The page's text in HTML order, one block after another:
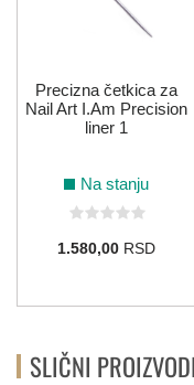
Precizna četkica za
Nail Art I.Am Precision
liner 1
Na stanju
1.580,00RSD
SLIČNI PROIZVODI